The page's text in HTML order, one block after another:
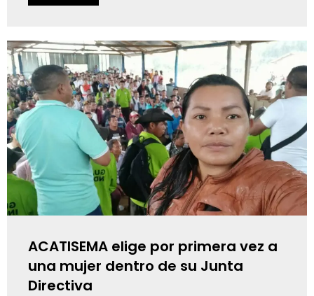
ACATISEMA elige por primera vez a
una mujer dentro de su Junta
Directiva